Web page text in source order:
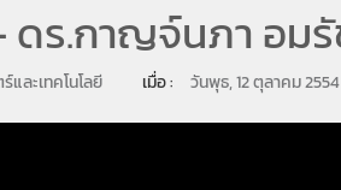
ดร.กาญจ์นภา อม
ละเทคโนโลยี เมื่อ : วันพุธ, 12 ตุลาคม 2554